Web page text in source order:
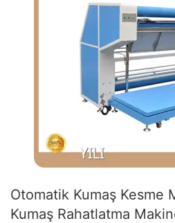
Otomatik Kumaş Kesme
Kumaş Rahatlatma